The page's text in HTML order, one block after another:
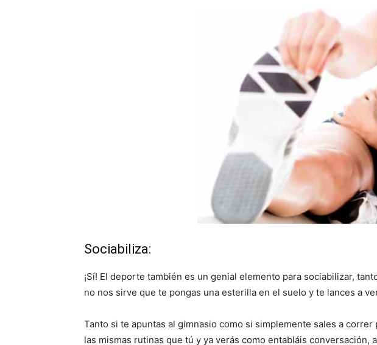
Sociabiliza:
¡Sí! El deporte también es un genial elemento para sociabilizar,
no nos sirve que te pongas una esterilla en el suelo y te lances a
Tanto si te apuntas al gimnasio como si simplemente sales a
las mismas rutinas que tú y ya verás como entabláis conversación,